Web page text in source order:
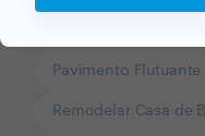
Pavimento Flutuante
Remodelar Casa de